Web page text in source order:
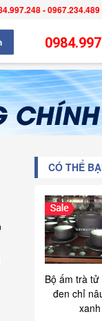
- 0967.234.489
CÓ THỂ
Bộ ấm trà tử
đen chỉ
xanh